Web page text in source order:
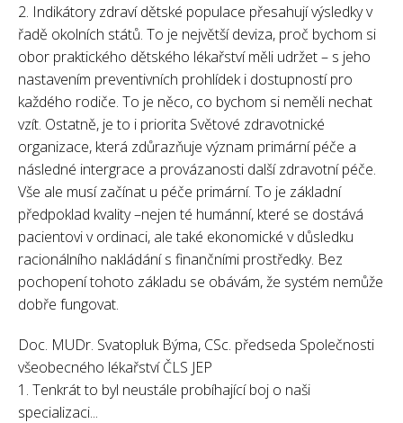
2. Indikátory zdraví dětské populace přesahují výsledky v
řadě okolních států. To je největší deviza, proč bychom si
obor praktického dětského lékařství měli udržet – s jeho
nastavením preventivních prohlídek i dostupností pro
každého rodiče. To je něco, co bychom si neměli nechat
vzít. Ostatně, je to i priorita Světové zdravotnické
organizace, která zdůrazňuje význam primární péče a
následné intergrace a provázanosti další zdravotní péče.
Vše ale musí začínat u péče primární. To je základní
předpoklad kvality –nejen té humánní, které se dostává
pacientovi v ordinaci, ale také ekonomické v důsledku
racionálního nakládání s finančními prostředky. Bez
pochopení tohoto základu se obávám, že systém nemůže
dobře fungovat.
Doc. MUDr. Svatopluk Býma, CSc. předseda Společnosti
všeobecného lékařství ČLS JEP
1. Tenkrát to byl neustále probíhající boj o naši
specializaci...